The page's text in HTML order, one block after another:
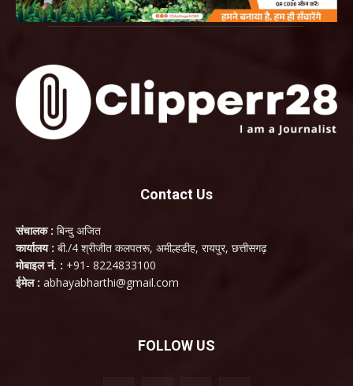
Contact Us
संचालक : बिन्दु अजित
कार्यालय : बी./4 श्रीजीत कलपतरू, अमील्हडीह, रायपुर, छत्तीसगढ़
मोबाइल नं. : +91- 8224833100
ईमेल : abhayabharthi@gmail.com
FOLLOW US